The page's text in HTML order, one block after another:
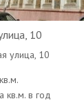
10
улица, 10
кв.м. в год